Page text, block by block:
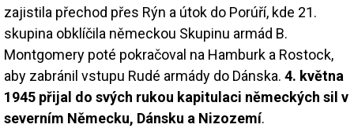
zajistila přechod přes Rýn a útok do Porúří, kde 21.
skupina obklíčila německou Skupinu armád B.
Montgomery poté pokračoval na Hamburk a Rostock,
aby zabránil vstupu Rudé armády do Dánska. 4. května
1945 přijal do svých rukou kapitulaci německých sil v
severním Německu, Dánsku a Nizozemí.